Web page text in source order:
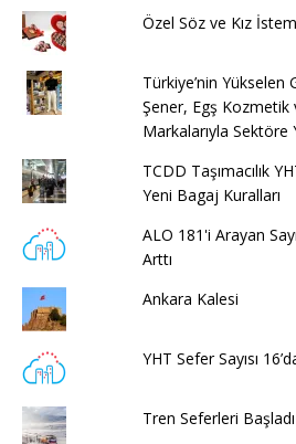
Özel Söz ve Kız
Türkiye’nin Yükselen
Şener, Egş
Markalarıyla Sektöre
TCDD Taşımacılık
Yeni Bagaj Kuralları
ALO 181'i Arayan
Arttı
Ankara Kalesi
YHT Sefer Sayısı
Tren Seferleri Başladı